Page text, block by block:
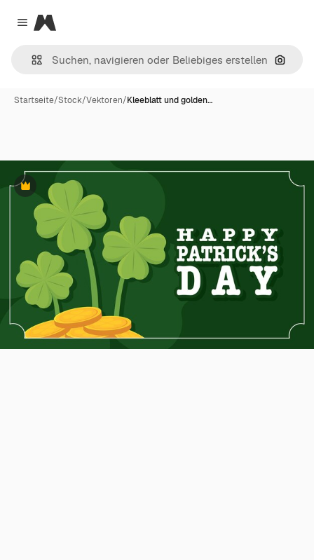
Close menu
Magnific
Nach
Startseite/Stock/Vektoren/Kleeblatt und golden…
Premium